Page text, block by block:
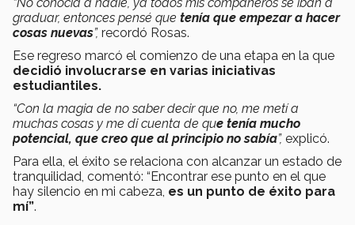
“No conocía a nadie, ya todos mis compañeros se iban a
graduar, entonces pensé que tenía que empezar a hacer
cosas nuevas”, recordó Rosas.
Ese regreso marcó el comienzo de una etapa en la que
decidió involucrarse en varias iniciativas
estudiantiles.
“Con la magia de no saber decir que no, me metí a
muchas cosas y me di cuenta de que tenía mucho
potencial, que creo que al principio no sabía”, explicó.
Para ella, el éxito se relaciona con alcanzar un estado de
tranquilidad, comentó: “Encontrar ese punto en el que
hay silencio en mi cabeza, es un punto de éxito para
mí”.